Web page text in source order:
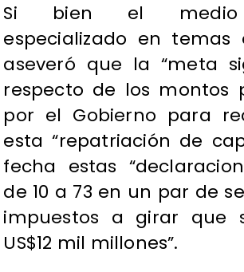
Si bien el medio
especializado en temas
aseveró que la “meta
respecto de los montos
por el Gobierno para
esta “repatriación de
fecha estas
de 10 a 73 en un par de
impuestos a girar que
US$12 mil millones”.